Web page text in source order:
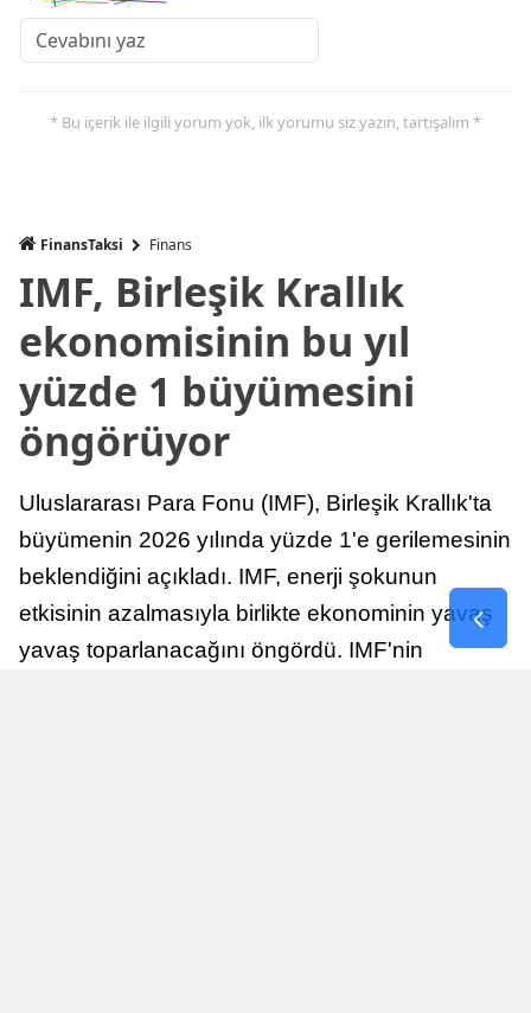
* Bu içerik ile ilgili yorum yok, ilk yorumu siz yazın, tartışalım *
FinansTaksi Finans
IMF, Birleşik Krallık
ekonomisinin bu yıl
yüzde 1 büyümesini
öngörüyor
Uluslararası Para Fonu (IMF), Birleşik Krallık'ta
büyümenin 2026 yılında yüzde 1'e gerilemesinin
beklendiğini açıkladı. IMF, enerji şokunun
etkisinin azalmasıyla birlikte ekonominin yavaş
yavaş toparlanacağını öngördü. IMF'nin